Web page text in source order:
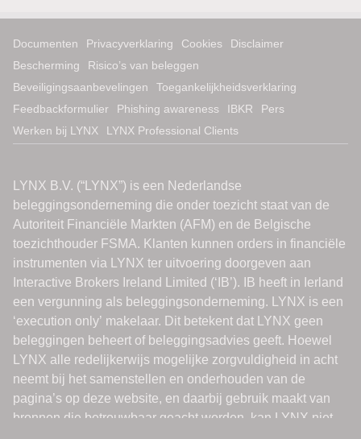
Documenten Privacyverklaring Cookies
Disclaimer
Bescherming
Risico’s van beleggen
Beveiligingsaanbevelingen
Toegankelijkheidsverklaring
Feedbackformulier
Phishing awareness IBKR
Pers
Werken bij LYNX
LYNX Professional Clients